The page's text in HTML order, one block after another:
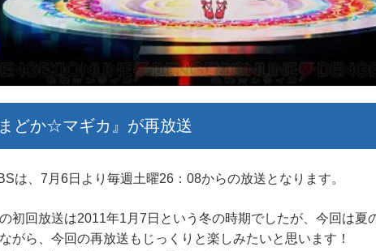
どか☆マギカ』が再放送
は、7月6日より毎週土曜26：08からの放送となります。
回放送は2011年1月7日という冬の時期でしたが、今回は夏
ら、今回の再放送もじっくりと楽しみたいと思います！